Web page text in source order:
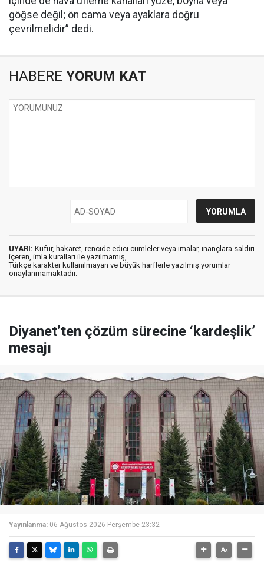
göğse değil; ön cama veya ayaklara doğru
çevrilmelidir” dedi.
HABERE YORUM KAT
UYARI: Küfür, hakaret, rencide edici cümleler veya imalar, inançlara saldırı
içeren, imla kuralları ile yazılmamış,
Türkçe karakter kullanılmayan ve büyük harflerle yazılmış yorumlar
onaylanmamaktadır.
Diyanet’ten çözüm sürecine ‘kardeşlik’
mesajı
Yayınlanma: 06 Ağustos 2026 Perşembe 23:32